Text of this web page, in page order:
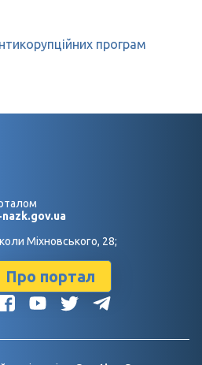
програм
Міхновського, 28;
Про портал